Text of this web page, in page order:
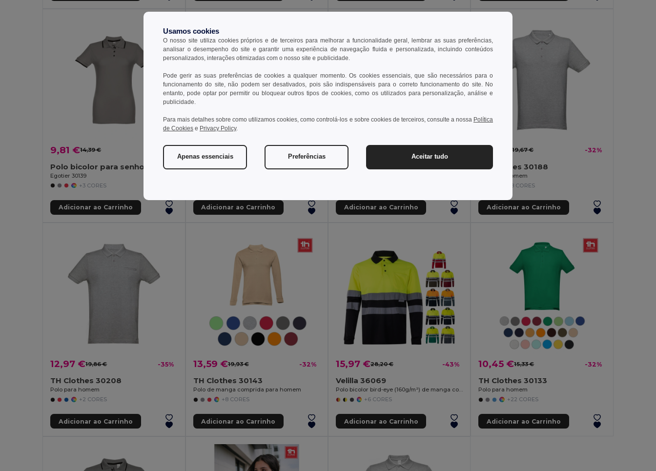
9,81 €14,39 € -32%
Polo bicolor para senhora
Egotier 30139
+3 CORES
Adicionar ao Carrinho
21,34 €
Velilla 36063
Adicionar ao Carrinho
12,45 €
TH Clothes 30141
Adicionar ao Carrinho
13,41 € 19,67 € -32%
TH Clothes 30188
Polo para homem
+8 CORES
Adicionar ao Carrinho
12,97 €19,86 € -35%
TH Clothes 30208
Polo para homem
+2 CORES
Adicionar ao Carrinho
13,59 €19,93 € -32%
TH Clothes 30143
Polo de manga comprida para homem
+8 CORES
Adicionar ao Carrinho
15,97 €28,20 € -43%
Velilla 36069
Polo bicolor bird-eye (160g/m²) de manga comprida, em poliéster (100%)
+6 CORES
Adicionar ao Carrinho
10,45 €15,33 € -32%
TH Clothes 30133
Polo para homem
+22 CORES
Adicionar ao Carrinho
Usamos cookies
O nosso site utiliza cookies próprios e de terceiros para melhorar a funcionalidade geral, lembrar as suas preferências,
analisar o desempenho do site e garantir uma experiência de navegação fluida e personalizada, incluindo conteúdos
personalizados, interações otimizadas com o nosso site e publicidade.
Pode gerir as suas preferências de cookies a qualquer momento. Os cookies essenciais, que são necessários para o
funcionamento do site, não podem ser desativados, pois são indispensáveis para o correto funcionamento do site. No
entanto, pode optar por permitir ou bloquear outros tipos de cookies, como os utilizados para personalização, análise e
publicidade.
Para mais detalhes sobre como utilizamos cookies, como controlá-los e sobre cookies de terceiros, consulte a nossa Política
de Cookies e Privacy Policy.
Apenas essenciais Preferências Aceitar tudo